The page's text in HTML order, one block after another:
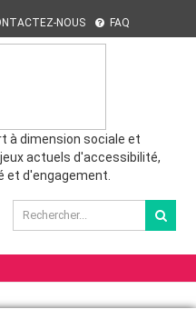
NOUS FAQ
à dimension sociale et
actuels d'accessibilité,
et d'engagement.